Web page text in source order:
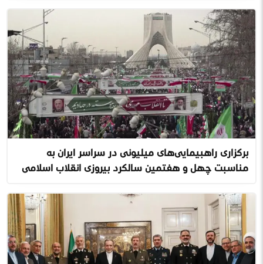
برگزاری راهپیمایی‌های میلیونی در سراسر ایران به
مناسبت چهل و هفتمین سالگرد پیروزی انقلاب اسلامی